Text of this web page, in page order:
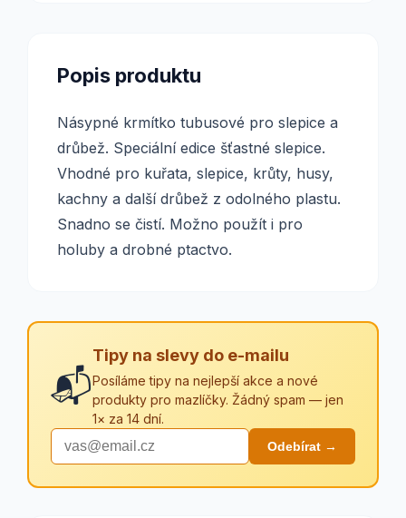
Popis produktu
Násypné krmítko tubusové pro slepice a
drůbež. Speciální edice šťastné slepice.
Vhodné pro kuřata, slepice, krůty, husy,
kachny a další drůbež z odolného plastu.
Snadno se čistí. Možno použít i pro
holuby a drobné ptactvo.
📬
Tipy na slevy do e-mailu
Posíláme tipy na nejlepší akce a nové
produkty pro mazlíčky. Žádný spam — jen
1× za 14 dní.
Odebírat →